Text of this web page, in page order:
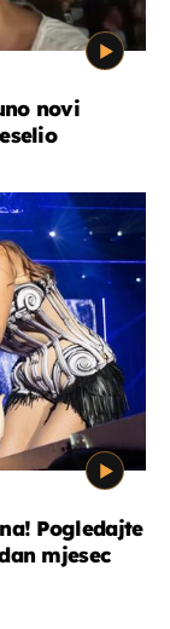
novi
Pogledajte
mjesec